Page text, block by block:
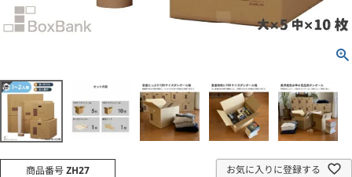
商品番号ZH27 お気に入りに登録する